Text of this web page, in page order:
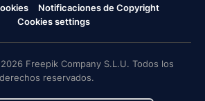
Notificaciones de Copyright
Cookies settings
Freepik Company S.L.U. Todos los
derechos reservados.